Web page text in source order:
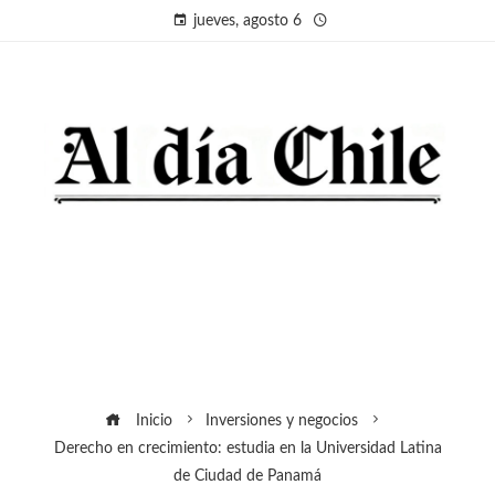
jueves, agosto 6
Inicio
Inversiones y negocios
Derecho en crecimiento: estudia en la Universidad Latina
de Ciudad de Panamá